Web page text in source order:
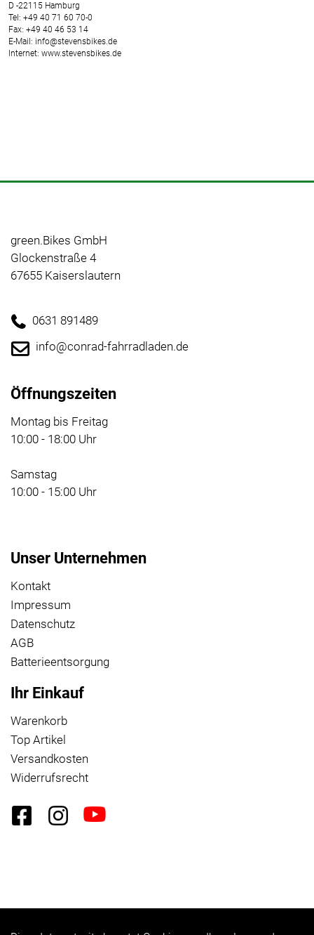
D -22115 Hamburg
Tel: +49 40 71 60 70-0
Fax: +49 40 46 53 14
E-Mail: info@stevensbikes.de
Internet: www.stevensbikes.de
green.Bikes GmbH
Glockenstraße 4
67655 Kaiserslautern
0631 891489
info@conrad-fahrradladen.de
Öffnungszeiten
Montag bis Freitag
10:00 - 18:00 Uhr
Samstag
10:00 - 15:00 Uhr
Unser Unternehmen
Kontakt
Impressum
Datenschutz
AGB
Batterieentsorgung
Ihr Einkauf
Warenkorb
Top Artikel
Versandkosten
Widerrufsrecht